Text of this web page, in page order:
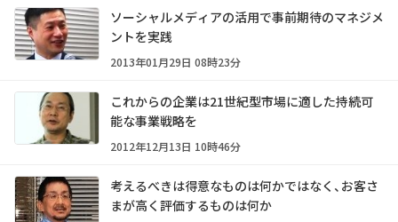
ソーシャルメディアの活用で事前期待のマネジメ
ントを実践
2013年01月29日 08時23分
これからの企業は21世紀型市場に適した持続可
能な事業戦略を
2012年12月13日 10時46分
考えるべきは得意なものは何かではなく、お客さ
まが高く評価するものは何か